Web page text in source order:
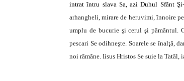
intrat întru slava Sa, azi Duhul Sfânt
arhangheli, mirare de heruvimi, înnoire
umplu de bucurie şi cerul şi pământul.
pescari Se odihneşte. Soarele se înalţă,
noi rămâne. Iisus Hristos Se suie la